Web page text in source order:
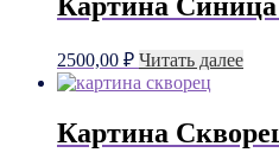
Картина
2500,00 ₽ Читать далее
Картина